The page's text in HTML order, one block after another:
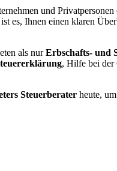
und
es, Ihnen einen klaren
als nurErbschafts- und
, Hilfe bei der
Steuerberater heute,